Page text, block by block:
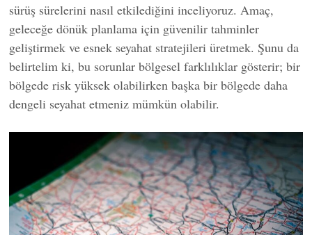
sürüş sürelerini nasıl etkilediğini inceliyoruz. Amaç,
geleceğe dönük planlama için güvenilir tahminler
geliştirmek ve esnek seyahat stratejileri üretmek. Şunu da
belirtelim ki, bu sorunlar bölgesel farklılıklar gösterir; bir
bölgede risk yüksek olabilirken başka bir bölgede daha
dengeli seyahat etmeniz mümkün olabilir.